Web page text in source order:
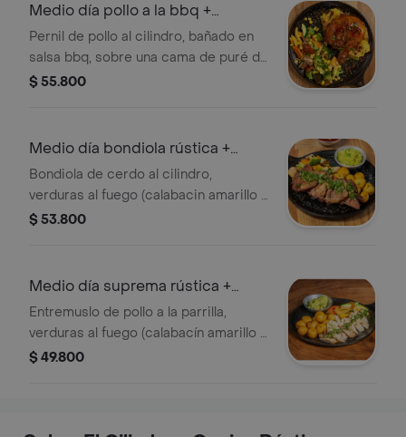
Medio día pollo a la bbq +
limonada
Pernil de pollo al cilindro, bañado en
salsa bbq, sobre una cama de puré de
papa 100 artesanal (cebolla
pimentón, zanahoria, maíz tierno). +
$ 55.800
Medio día bondiola rústica +
limonada
Bondiola de cerdo al cilindro,
verduras al fuego (calabacin amarillo y
verde, pimentón, zanahoria, brócoli)
$ 53.800
Medio día suprema rústica +
limonada
Entremuslo de pollo a la parrilla,
verduras al fuego (calabacín amarillo y
verde, pimentón, zanahoria, brócoli)
$ 49.800